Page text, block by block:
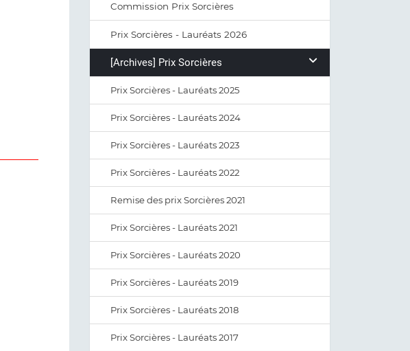
Commission Prix Sorcières
Prix Sorcières - Lauréats 2026
[Archives] Prix Sorcières
Prix Sorcières - Lauréats 2025
Prix Sorcières - Lauréats 2024
Prix Sorcières - Lauréats 2023
Prix Sorcières - Lauréats 2022
Remise des prix Sorcières 2021
Prix Sorcières - Lauréats 2021
Prix Sorcières - Lauréats 2020
Prix Sorcières - Lauréats 2019
Prix Sorcières - Lauréats 2018
Prix Sorcières - Lauréats 2017